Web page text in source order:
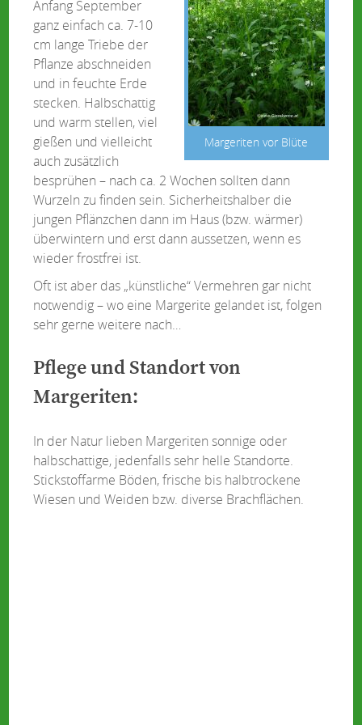
Margeriten vor Blüte
Anfang September
ganz einfach ca. 7-10
cm lange Triebe der
Pflanze abschneiden
und in feuchte Erde
stecken. Halbschattig
und warm stellen, viel
gießen und vielleicht
auch zusätzlich
besprühen – nach ca. 2 Wochen sollten dann
Wurzeln zu finden sein. Sicherheitshalber die
jungen Pflänzchen dann im Haus (bzw. wärmer)
überwintern und erst dann aussetzen, wenn es
wieder frostfrei ist.
Oft ist aber das „künstliche“ Vermehren gar nicht
notwendig – wo eine Margerite gelandet ist, folgen
sehr gerne weitere nach…
Pflege und Standort von
Margeriten:
In der Natur lieben Margeriten sonnige oder
halbschattige, jedenfalls sehr helle Standorte.
Stickstoffarme Böden, frische bis halbtrockene
Wiesen und Weiden bzw. diverse Brachflächen.